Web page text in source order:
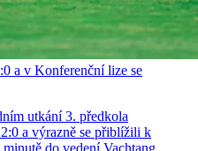
a v Konferenční lize se
utkání 3. předkola
a výrazně se přiblížili k
do vedení Vachtang